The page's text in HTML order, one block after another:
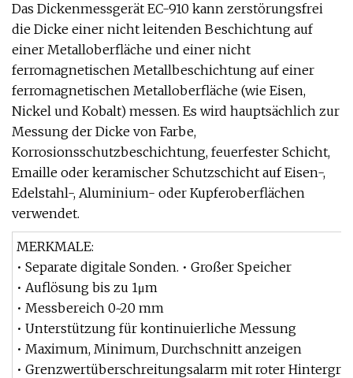
Das Dickenmessgerät EC-910 kann zerstörungsfrei
die Dicke einer nicht leitenden Beschichtung auf
einer Metalloberfläche und einer nicht
ferromagnetischen Metallbeschichtung auf einer
ferromagnetischen Metalloberfläche (wie Eisen,
Nickel und Kobalt) messen. Es wird hauptsächlich zur
Messung der Dicke von Farbe,
Korrosionsschutzbeschichtung, feuerfester Schicht,
Emaille oder keramischer Schutzschicht auf Eisen-,
Edelstahl-, Aluminium- oder Kupferoberflächen
verwendet.
MERKMALE:
• Separate digitale Sonden. • Großer Speicher
• Auflösung bis zu 1μm
• Messbereich 0~20 mm
• Unterstützung für kontinuierliche Messung
• Maximum, Minimum, Durchschnitt anzeigen
• Grenzwertüberschreitungsalarm mit roter